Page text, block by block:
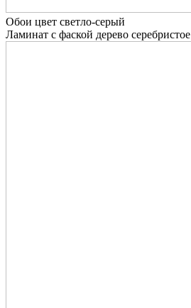
Обои цвет светло-серый
Ламинат с фаской дерево серебристое